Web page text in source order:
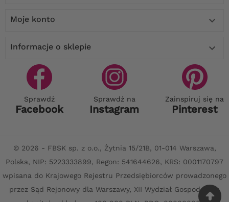
Moje konto 
Informacje o sklepie 
Sprawdź
Facebook
Sprawdź na
Instagram
Zainspiruj się na
Pinterest
© 2026 - FBSK sp. z o.o., Żytnia 15/21B, 01-014 Warszawa,
Polska, NIP: 5223333899, Regon: 541644626, KRS: 0001170797
wpisana do Krajowego Rejestru Przedsiębiorców prowadzonego
przez Sąd Rejonowy dla Warszawy, XII Wydział Gospodarczy,